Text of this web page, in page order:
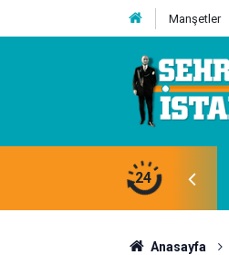
Manşetler
24
Anasayfa